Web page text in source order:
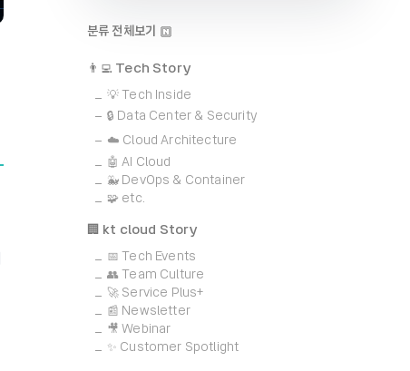
분류 전체보기
👨‍💻 Tech Story
💡 Tech Inside
🔒 Data Center & Security
☁️ Cloud Architecture
🤖 AI Cloud
🐳 DevOps & Container
🧩 etc.
🏢 kt cloud Story
📅 Tech Events
👥 Team Culture
🚀 Service Plus+
📰 Newsletter
🎥 Webinar
✨ Customer Spotlight